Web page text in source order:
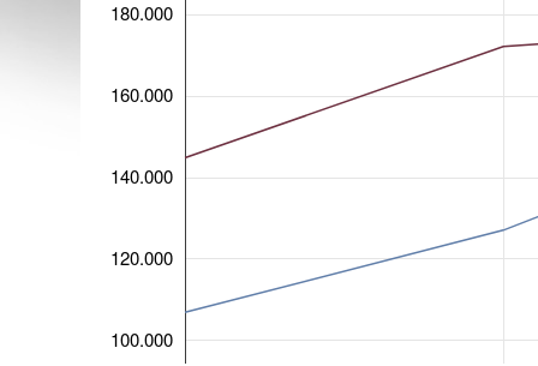
100.000
120.000
140.000
160.000
180.000